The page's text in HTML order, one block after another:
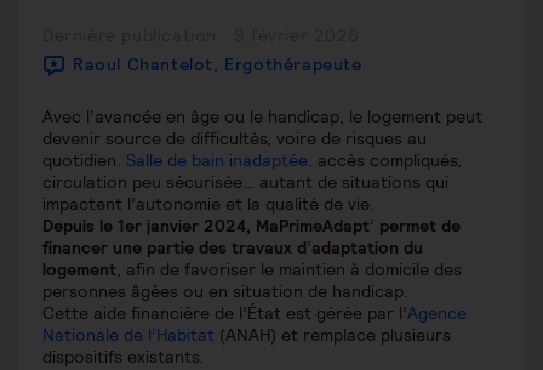
publiée :Raoul Chantelot, Ergothérapeute
Avec l’avancée en âge ou le handicap, le logement peut
devenir source de difficultés, voire de risques au
quotidien. Salle de bain inadaptée, accès compliqués,
circulation peu sécurisée… autant de situations qui
impactent l’autonomie et la qualité de vie.
Depuis le 1er janvier 2024, MaPrimeAdapt’ permet de
financer une partie des travaux d’adaptation du
logement, afin de favoriser le maintien à domicile des
personnes âgées ou en situation de handicap.
Cette aide financière de l’État est gérée par l’Agence
Nationale de l’Habitat (ANAH) et remplace plusieurs
dispositifs existants.